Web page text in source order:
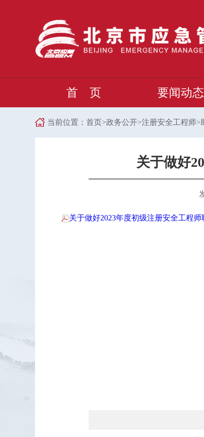
首 页 要闻动态
当前位置： 首页>政务公开>注册安全工程师>
关于做好
关于做好2023年度初级注册安全工程